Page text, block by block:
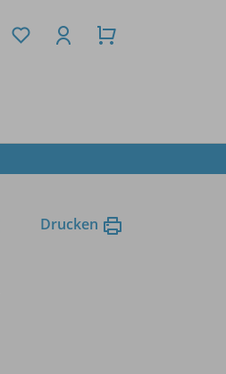
Drucken